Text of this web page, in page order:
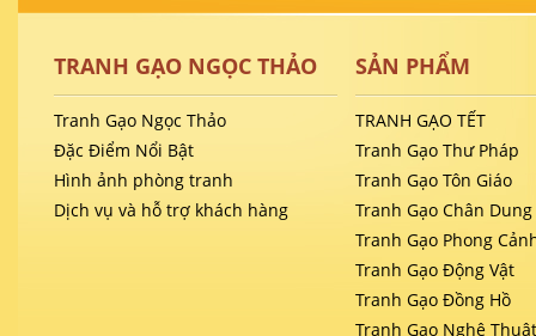
TRANH GẠO NGỌC THẢO
Tranh Gạo Ngọc Thảo
Đặc Điểm Nổi Bật
Hình ảnh phòng tranh
Dịch vụ và hỗ trợ khách hàng
SẢN PHẨM
TRANH GẠO TẾT
Tranh Gạo Thư Pháp
Tranh Gạo Tôn Giáo
Tranh Gạo Chân Dung
Tranh Gạo Phong
Tranh Gạo Động Vật
Tranh Gạo Đồng Hồ
Tranh Gạo Nghệ